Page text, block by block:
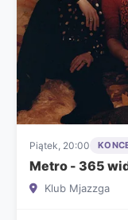
Piątek, 20:00
Metro - 365
Klub Mjazzga